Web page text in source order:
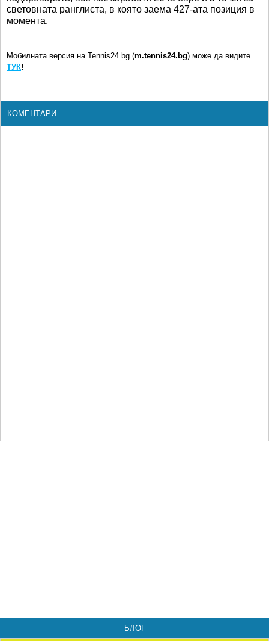
световната ранглиста, в която заема 427-ата позиция в
момента.
Мобилната версия на Tennis24.bg (m.tennis24.bg) може да видите
ТУК!
КОМЕНТАРИ
БЛОГ